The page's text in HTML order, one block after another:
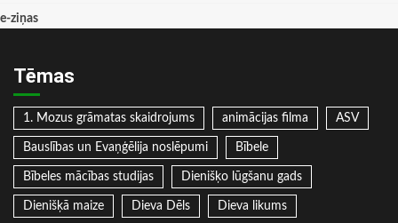
e-ziņas
Tēmas
1. Mozus grāmatas skaidrojums animācijas filma ASV
Bauslības un Evaņģēlija noslēpumi Bībele
Bībeles mācības studijas Dienišķo lūgšanu gads
Dienišķā maize Dieva Dēls Dieva likums